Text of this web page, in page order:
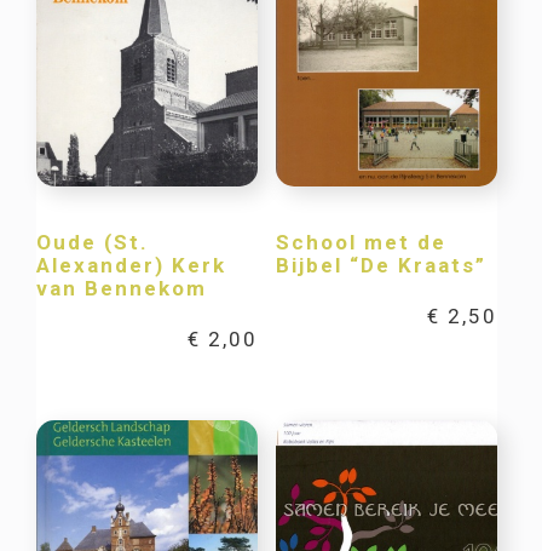
Oude (St.
Alexander) Kerk
van Bennekom
€ 2,00
School met de
Bijbel “De Kraats”
€ 2,50